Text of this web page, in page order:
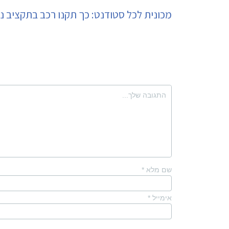
מכונית לכל סטודנט: כך תקנו רכב בתקציב
שם מלא *
אימייל *